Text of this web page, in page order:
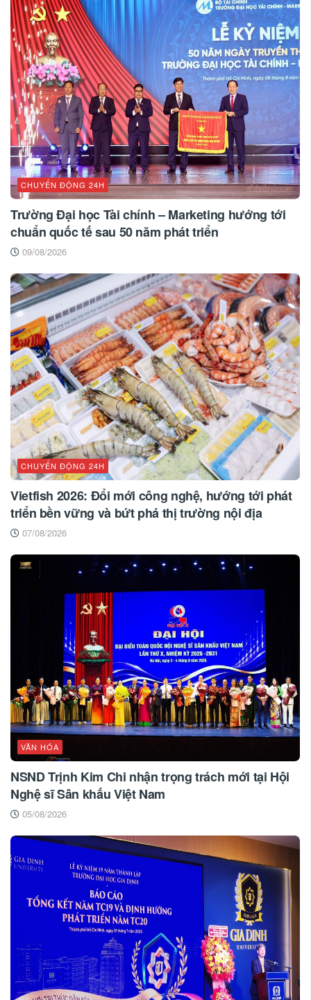
CHUYỂN ĐỘNG 24H
Trường Đại học Tài chính – Marketing hướng tới
chuẩn quốc tế sau 50 năm phát triển
09/08/2026
CHUYỂN ĐỘNG 24H
Vietfish 2026: Đổi mới công nghệ, hướng tới phát
triển bền vững và bứt phá thị trường nội địa
07/08/2026
VĂN HÓA
NSND Trịnh Kim Chi nhận trọng trách mới tại Hội
Nghệ sĩ Sân khấu Việt Nam
05/08/2026